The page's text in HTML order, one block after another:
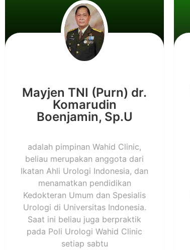
Mayjen TNI (Purn) dr.
Komarudin
Boenjamin, Sp.U
adalah pimpinan Wahid Clinic,
beliau merupakan anggota dari
Ikatan Ahli Urologi Indonesia, dan
menamatkan pendidikan
Kedokteran Umum dan Spesialis
Urologi di Universitas Indonesia.
Saat ini beliau juga berpraktik
pada Poli Urologi Wahid Clinic
setiap sabtu